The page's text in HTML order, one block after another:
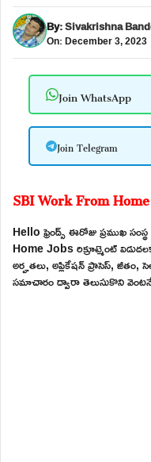
By:Sivakrishna
On: December 3, 2023
Join WhatsApp
Join Telegram
SBI Work From
Hello ఫ్రెండ్స్ ఈరోజు ప్రముఖ
Home Jobs రిక్రూట్మెంట్
అర్హతలు, అప్లికేషన్ ప్రాసెస్, జీతం,
సమాచారం ద్వారా తెలుసుకొని